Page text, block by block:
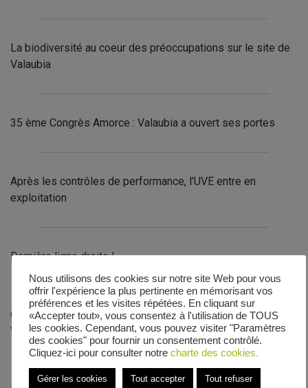
La biodiversité au coeur des préoccupations sur le site de
Valaubia
35 ème Congrès Amorce : Valaubia a ouvert ses portes
Après les contrôles de performance, l’UVE entre en
exploitation
Dernière ligne droite !
Contrôles réussis pour le groupe turboalternateur et le
Vapolab
Nous utilisons des cookies sur notre site Web pour vous
offrir l'expérience la plus pertinente en mémorisant vos
préférences et les visites répétées. En cliquant sur
«Accepter tout», vous consentez à l'utilisation de TOUS
les cookies. Cependant, vous pouvez visiter "Paramètres
des cookies" pour fournir un consentement contrôlé.
Cliquez-ici pour consulter notre charte des cookies.
Gérer les cookies Tout accepter Tout refuser